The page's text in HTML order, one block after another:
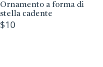
Ornamento a forma di
stella cadente
$10